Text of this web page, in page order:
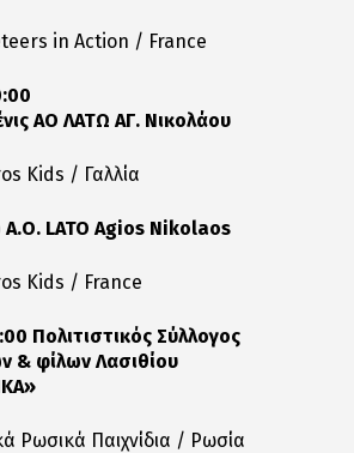
in Action / France
ΑΟ ΛΑΤΩ ΑΓ. Νικολάου
Kids / Γαλλία
LATO Agios Nikolaos
Kids / France
Πολιτιστικός Σύλλογος
φίλων Λασιθίου
Ρωσικά Παιχνίδια / Ρωσία